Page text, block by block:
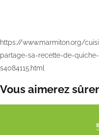
https://www.marmiton.org/
partage-sa-recette-de-
s4084115.html
Vous aimerez